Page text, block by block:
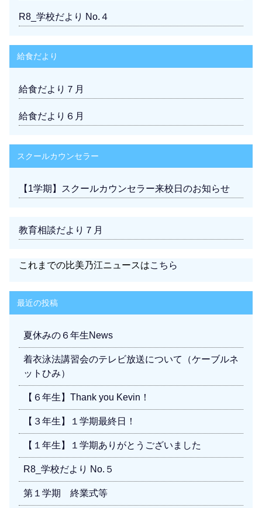
R8_学校だより No.４
給食だより
給食だより７月
給食だより６月
スクールカウンセラー
【1学期】スクールカウンセラー来校日のお知らせ
教育相談だより７月
これまでの比美乃江ニュースはこちら
最近の投稿
夏休みの６年生News
着衣泳法講習会のテレビ放送について（ケーブルネ
ットひみ）
【６年生】Thank you Kevin！
【３年生】１学期最終日！
【１年生】１学期ありがとうございました
R8_学校だより No.５
第１学期 終業式等